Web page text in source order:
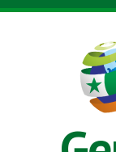
Skip to main content